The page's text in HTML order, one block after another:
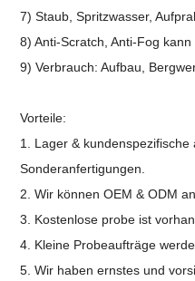
7) Staub, Spritzwasser,
8) Anti-Scratch, Anti-Fog
9) Verbrauch: Aufbau,
Vorteile:
1. Lager &
Sonderanfertigungen.
2. Wir können OEM & ODM
3. Kostenlose probe ist
4. Kleine Probeaufträge
5. Wir haben ernstes und